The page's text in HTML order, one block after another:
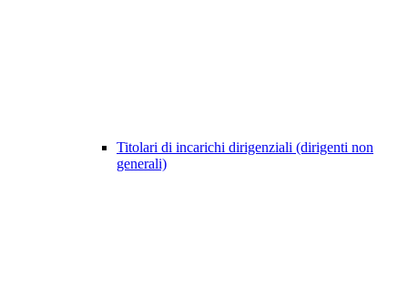
Titolari di incarichi dirigenziali (dirigenti non
generali)